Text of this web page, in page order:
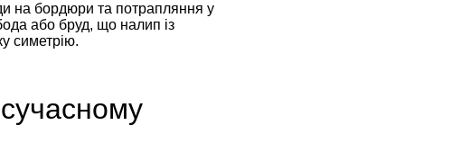
на бордюри та потрапляння у
або бруд, що налип із
симетрію.